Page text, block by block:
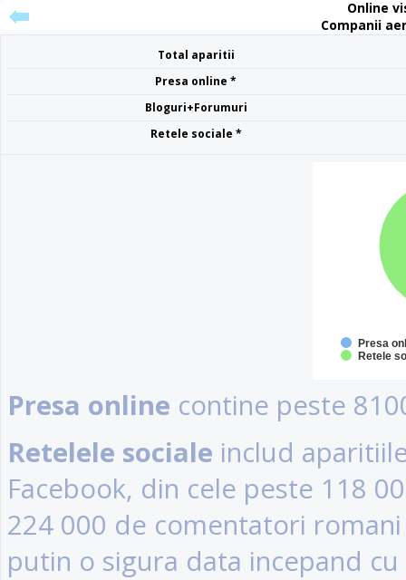
Online
Companii
Total aparitii
Presa online *
Bloguri+Forumuri
Retele sociale *
Presa
Retele
Presa online contine peste
Retelele sociale includ
Facebook, din cele peste 118
224 000 de comentatori
putin o sigura data incepand